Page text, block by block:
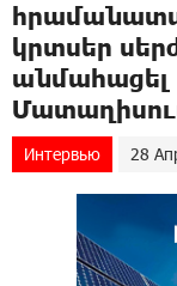
կրտսեր
անմահացել
Интервью 28